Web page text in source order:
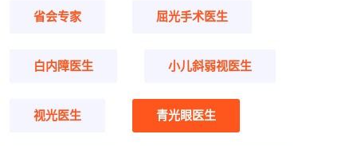
省会专家 屈光手术医生
白内障医生 小儿斜弱视医生
视光医生 青光眼医生